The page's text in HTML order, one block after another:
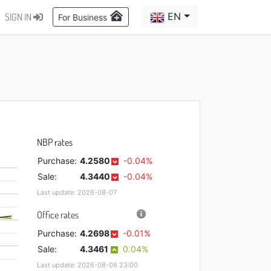
SIGN IN For Business EN
NBP rates
Purchase: 4.2580
-0.04%
Sale:
4.3440 -0.04%
Last update: 2026-08-07
Office rates
Purchase: 4.2698
-0.01%
Sale:
4.3461 0.04%
Last update: 2026-08-06 23:00